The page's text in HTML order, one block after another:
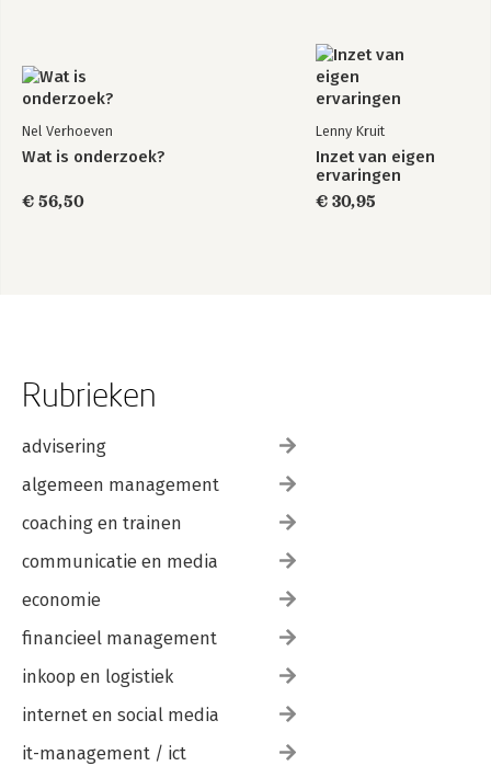
Nel Verhoeven
Wat is onderzoek?
€ 56,50
Lenny Kruit
Inzet van eigen
ervaringen
€ 30,95
Rubrieken
advisering
algemeen management
coaching en trainen
communicatie en media
economie
financieel management
inkoop en logistiek
internet en social media
it-management / ict